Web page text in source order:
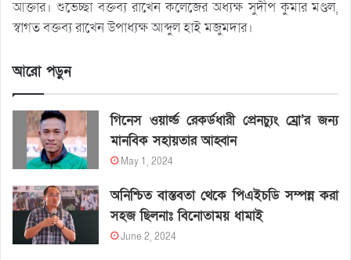
আক্তার। শুভেচ্ছা বক্তব্য রাখেন কলেজের অধ্যক্ষ সুদীপ কুমার মণ্ডল,
স্বাগত বক্তব্য রাখেন উপাধ্যক্ষ আব্দুল হাই মজুমদার।
আরো পড়ুন
গিনেস ওয়ার্ল্ড রেকর্ডধারী প্রেনচ্যুং ম্রো’র জন্য
মানবিক সহায়তার আহ্বান
May 1, 2024
অনিশ্চিত বাস্তবতা থেকে পিএইচডি সম্পন্ন করা
সহজ ছিলনাঃ বিনোতাময় ধামাই
June 2, 2024